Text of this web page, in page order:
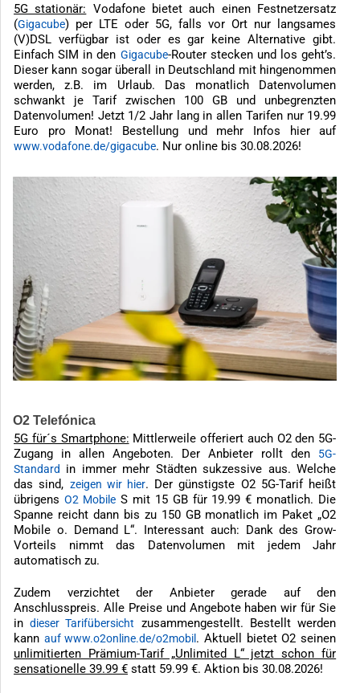
5G stationär: Vodafone bietet auch einen Festnetzersatz
(Gigacube) per LTE oder 5G, falls vor Ort nur langsames
(V)DSL verfügbar ist oder es gar keine Alternative gibt.
Einfach SIM in den Gigacube-Router stecken und los geht’s.
Dieser kann sogar überall in Deutschland mit hingenommen
werden, z.B. im Urlaub. Das monatlich Datenvolumen
schwankt je Tarif zwischen 100 GB und unbegrenzten
Datenvolumen! Jetzt 1/2 Jahr lang in allen Tarifen nur 19.99
Euro pro Monat! Bestellung und mehr Infos hier auf
www.vodafone.de/gigacube. Nur online bis 30.08.2026!
O2 Telefónica
5G für´s Smartphone: Mittlerweile offeriert auch O2 den 5G-
Zugang in allen Angeboten. Der Anbieter rollt den
5G-
Standard in immer mehr Städten sukzessive aus. Welche
das sind, zeigen wir hier. Der günstigste O2 5G-Tarif heißt
übrigens O2 MobileS mit 15 GB für 19.99 € monatlich. Die
Spanne reicht dann bis zu 150 GB monatlich im Paket „O2
Mobile o. Demand L“. Interessant auch: Dank des Grow-
Vorteils nimmt das Datenvolumen mit jedem Jahr
automatisch zu.
Zudem verzichtet der Anbieter gerade auf den
Anschlusspreis. Alle Preise und Angebote haben wir für Sie
indieser Tarifübersicht
zusammengestellt. Bestellt werden
kann auf www.o2online.de/o2mobil . Aktuell bietet O2 seinen
unlimitierten Prämium-Tarif „Unlimited L“ jetzt schon für
sensationelle 39.99 € statt 59.99 €. Aktion bis 30.08.2026!